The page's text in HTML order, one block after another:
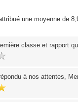
une moyenne de
classe et rapport
à nos attentes,